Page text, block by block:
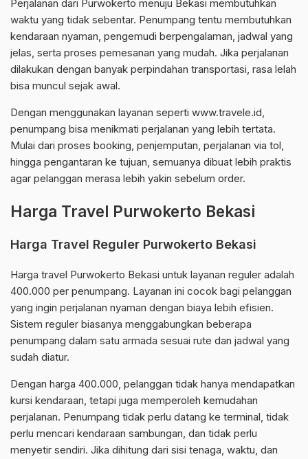
Perjalanan dari Purwokerto menuju Bekasi membutuhkan
waktu yang tidak sebentar. Penumpang tentu membutuhkan
kendaraan nyaman, pengemudi berpengalaman, jadwal yang
jelas, serta proses pemesanan yang mudah. Jika perjalanan
dilakukan dengan banyak perpindahan transportasi, rasa lelah
bisa muncul sejak awal.
Dengan menggunakan layanan seperti www.travele.id,
penumpang bisa menikmati perjalanan yang lebih tertata.
Mulai dari proses booking, penjemputan, perjalanan via tol,
hingga pengantaran ke tujuan, semuanya dibuat lebih praktis
agar pelanggan merasa lebih yakin sebelum order.
Harga Travel Purwokerto Bekasi
Harga Travel Reguler Purwokerto Bekasi
Harga travel Purwokerto Bekasi untuk layanan reguler adalah
400.000 per penumpang. Layanan ini cocok bagi pelanggan
yang ingin perjalanan nyaman dengan biaya lebih efisien.
Sistem reguler biasanya menggabungkan beberapa
penumpang dalam satu armada sesuai rute dan jadwal yang
sudah diatur.
Dengan harga 400.000, pelanggan tidak hanya mendapatkan
kursi kendaraan, tetapi juga memperoleh kemudahan
perjalanan. Penumpang tidak perlu datang ke terminal, tidak
perlu mencari kendaraan sambungan, dan tidak perlu
menyetir sendiri. Jika dihitung dari sisi tenaga, waktu, dan